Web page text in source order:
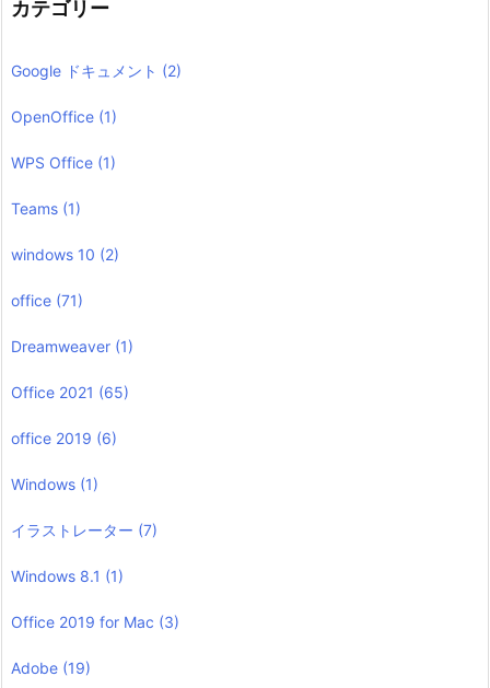
カテゴリー
Google ドキュメント (2)
OpenOffice (1)
WPS Office (1)
Teams (1)
windows 10 (2)
office (71)
Dreamweaver (1)
Office 2021 (65)
office 2019 (6)
Windows (1)
イラストレーター (7)
Windows 8.1 (1)
Office 2019 for Mac (3)
Adobe (19)